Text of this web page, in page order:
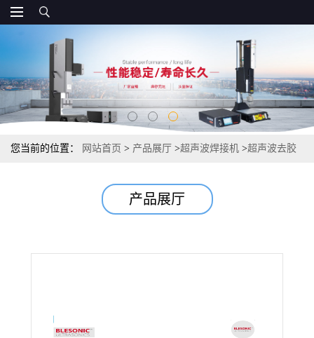
您当前的位置： 网站首页 > 产品展厅 >超声波焊接机 >超声波去胶
产品展厅